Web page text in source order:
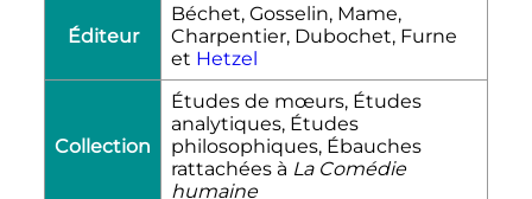
Éditeur
Béchet, Gosselin, Mame,
Charpentier, Dubochet, Furne
et Hetzel
Collection
Études de mœurs, Études
analytiques, Études
philosophiques, Ébauches
rattachées à La Comédie
humaine